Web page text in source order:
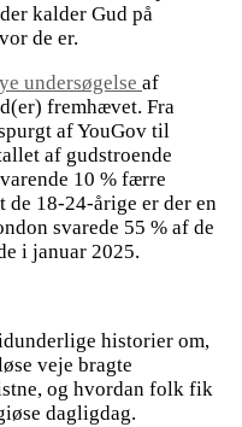
kalder Gud på
de er.
undersøgelse af
fremhævet. Fra
af YouGov til
af gudstroende
10 % færre
18-24-årige er der en
svarede 55 % af de
i januar 2025.
historier om,
veje bragte
og hvordan folk fik
dagligdag.